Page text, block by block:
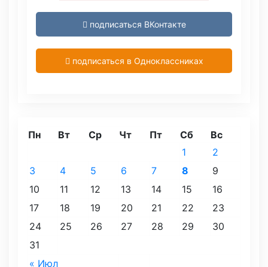
подписаться ВКонтакте
подписаться в Одноклассниках
Пн Вт Ср Чт Пт Сб Вс
« Июл
1
2
3
4 5 6 7 8
9
10
11 12 13 14 15
16
17
18 19 20 21 22
23
24
25 26 27 28 29
30
31